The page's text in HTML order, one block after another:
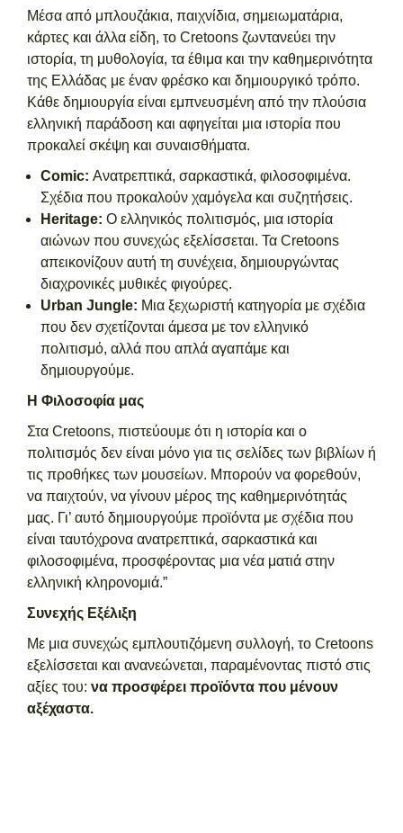
Μέσα από μπλουζάκια, παιχνίδια, σημειωματάρια,
κάρτες και άλλα είδη, το Cretoons ζωντανεύει την
ιστορία, τη μυθολογία, τα έθιμα και την καθημερινότητα
της Ελλάδας με έναν φρέσκο και δημιουργικό τρόπο.
Κάθε δημιουργία είναι εμπνευσμένη από την πλούσια
ελληνική παράδοση και αφηγείται μια ιστορία που
προκαλεί σκέψη και συναισθήματα.
Comic: Ανατρεπτικά, σαρκαστικά, φιλοσοφιμένα.
Σχέδια που προκαλούν χαμόγελα και συζητήσεις.
Heritage: Ο ελληνικός πολιτισμός, μια ιστορία
αιώνων που συνεχώς εξελίσσεται. Τα Cretoons
απεικονίζουν αυτή τη συνέχεια, δημιουργώντας
διαχρονικές μυθικές φιγούρες.
Urban Jungle: Μια ξεχωριστή κατηγορία με σχέδια
που δεν σχετίζονται άμεσα με τον ελληνικό
πολιτισμό, αλλά που απλά αγαπάμε και
δημιουργούμε.
Η Φιλοσοφία μας
Στα Cretoons, πιστεύουμε ότι η ιστορία και ο
πολιτισμός δεν είναι μόνο για τις σελίδες των βιβλίων ή
τις προθήκες των μουσείων. Μπορούν να φορεθούν,
να παιχτούν, να γίνουν μέρος της καθημερινότητάς
μας. Γι’ αυτό δημιουργούμε προϊόντα με σχέδια που
είναι ταυτόχρονα ανατρεπτικά, σαρκαστικά και
φιλοσοφιμένα, προσφέροντας μια νέα ματιά στην
ελληνική κληρονομιά.”
Συνεχής Εξέλιξη
Με μια συνεχώς εμπλουτιζόμενη συλλογή, το Cretoons
εξελίσσεται και ανανεώνεται, παραμένοντας πιστό στις
αξίες του: να προσφέρει προϊόντα που μένουν
αξέχαστα.